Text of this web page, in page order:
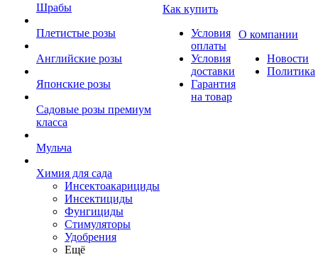
Шрабы
Плетистые розы
Английские розы
Японские розы
Садовые розы премиум
класса
Мульча
Химия для сада
Инсектоакарициды
Инсектициды
Фунгициды
Стимуляторы
Удобрения
Ещё
Как купить
Условия
оплаты
Условия
доставки
Гарантия
на товар
О компании
Новости
Политика